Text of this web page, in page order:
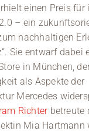
einen Preis für
– ein
nachhaltigen
Sie entwarf dabei
in München,
als Aspekte der
Mercedes
Richterbetreute
Mia Hartmann